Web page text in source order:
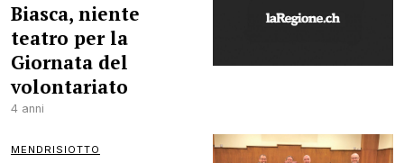
Biasca, niente
teatro per la
Giornata del
volontariato
4 anni
MENDRISIOTTO